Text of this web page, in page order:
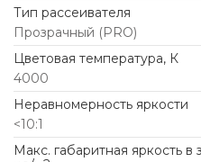
Тип рассеивателя
Прозрачный (PRO)
Цветовая температура, К
4000
Неравномерность яркости
<10:1
Макс. габаритная яркость